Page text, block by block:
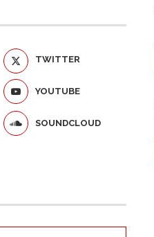
TWITTER
YOUTUBE
SOUNDCLOUD